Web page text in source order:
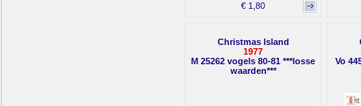
€ 1,80
Christmas Island
1977
M 25262 vogels 80-81 ***losse
waarden***
Vo